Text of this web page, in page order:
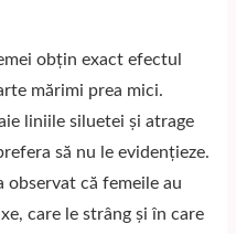
obțin exact efectul
mărimi prea mici.
liniile siluetei și atrage
să nu le evidențieze.
observat că femeile au
care le strâng și în care